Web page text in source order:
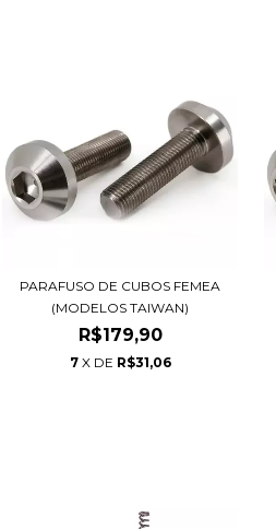
PARAFUSO DE CUBOS FEMEA
(MODELOS TAIWAN)
R$179,90
7 X DE R$31,06